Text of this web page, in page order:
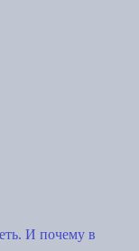
И почему в